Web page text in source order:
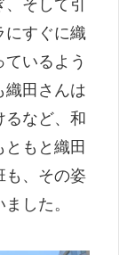
そして引
にすぐに織
いるよう
織田さんは
るなど、和
もと織田
も、その姿
した。